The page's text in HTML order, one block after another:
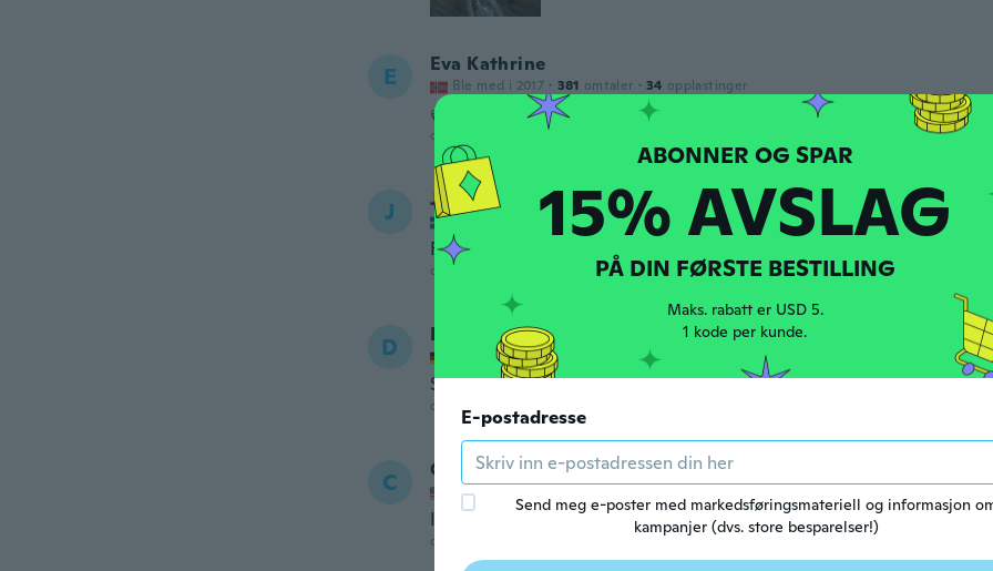
E Eva Kathrine
Ble med i 2017 · 381 omtaler · 34 opplastinger
👍
ca. et år siden
J Johan
Ble med i 2016 18 omtaler
Fungerade inte👎
ca. et år siden
D Durdane
Ble med i 2019 · 60 3 opplastinger
Superr
ca. et år siden
C Crystal
Ble med i 2018
It's perfect and works great
ca. et år siden
15% AVSLAG
PÅ DIN FØRSTE BESTILLING
Maks. rabatt er USD 5.
1 kode per kunde.
E-postadresse
Send meg e-poster med markedsføringsmateriell og informasjon
kampanjer (dvs. store besparelser!)